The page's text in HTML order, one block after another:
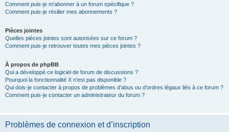
Comment puis-je m’abonner à un forum spécifique ?
Comment puis-je résilier mes abonnements ?
Pièces jointes
Quelles pièces jointes sont autorisées sur ce forum ?
Comment puis-je retrouver toutes mes pièces jointes ?
À propos de phpBB
Qui a développé ce logiciel de forum de discussions ?
Pourquoi la fonctionnalité X n’est pas disponible ?
Qui dois-je contacter à propos de problèmes d’abus ou d’ordres légaux liés à ce forum ?
Comment puis-je contacter un administrateur du forum ?
Problèmes de connexion et d’inscription